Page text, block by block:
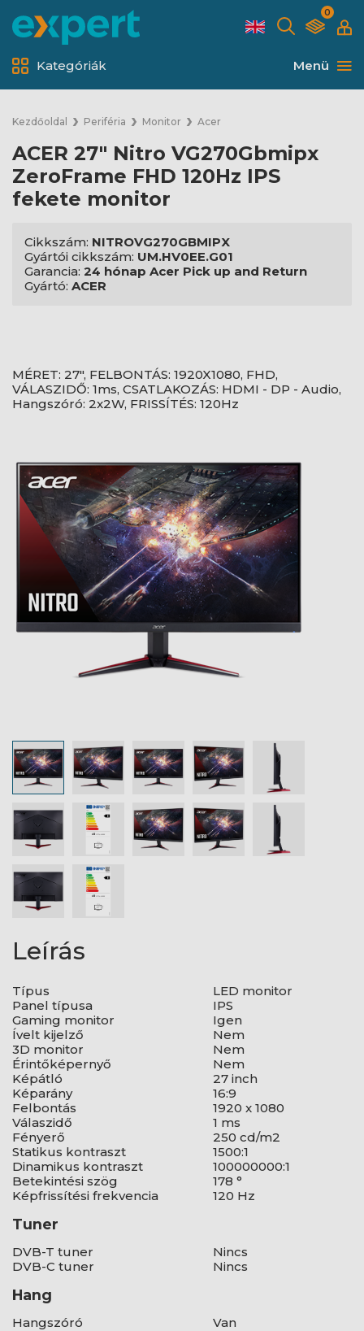
0
Menü
Kategóriák
Kezdőoldal Periféria Monitor Acer
ACER 27" Nitro VG270Gbmipx
ZeroFrame FHD 120Hz IPS
fekete monitor
Cikkszám: NITROVG270GBMIPX
Gyártói cikkszám: UM.HV0EE.G01
Garancia: 24 hónap Acer Pick up and Return
Gyártó: ACER
MÉRET: 27", FELBONTÁS: 1920X1080, FHD,
VÁLASZIDŐ: 1ms, CSATLAKOZÁS: HDMI - DP - Audio,
Hangszóró: 2x2W, FRISSÍTÉS: 120Hz
Leírás
Típus
LED monitor
Panel típusa
IPS
Gaming monitor
Igen
Ívelt kijelző
Nem
3D monitor
Nem
Érintőképernyő
Nem
Képátló
27 inch
Képarány
16:9
Felbontás
1920 x 1080
Válaszidő
1 ms
Fényerő
250 cd/m2
Statikus kontraszt
1500:1
Dinamikus kontraszt
100000000:1
Betekintési szög
178 °
Képfrissítési frekvencia
120 Hz
Tuner
DVB-T tuner
Nincs
DVB-C tuner
Nincs
Hang
Hangszóró
Van